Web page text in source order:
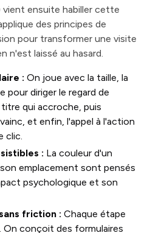
ensuite habiller cette
des principes de
pour transformer une visite
n'est laissé au hasard.
: On joue avec la taille, la
diriger le regard de
qui accroche, puis
et enfin, l'appel à l'action
clic.
: La couleur d'un
emplacement sont pensés
psychologique et son
friction : Chaque étape
On conçoit des formulaires